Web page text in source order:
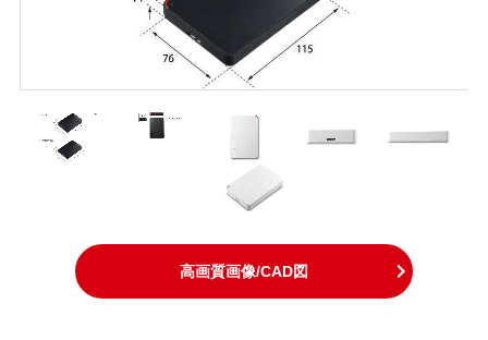
高画質画像/CAD図